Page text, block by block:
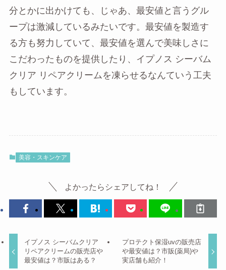
分とかに出かけても、じゃあ、最安値と言うグル
ープは激減しているみたいです。最安値を製造す
る方も努力していて、最安値を選んで美味しさに
こだわったものを提供したり、イプノス シーバム
クリア リペアクリームを凍らせるなんていう工夫
もしています。
美容・スキンケア
よかったらシェアしてね！
イプノス シーバムクリア
リペアクリームの販売店や
最安値は？市販はある？
プロテクト保湿uvの販売店
や最安値は？市販(薬局)や
実店舗も紹介！